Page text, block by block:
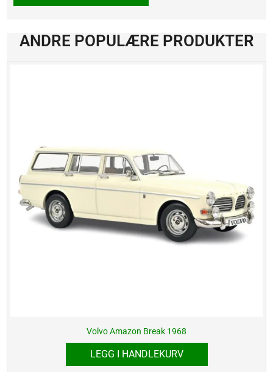
ANDRE POPULÆRE PRODUKTER
Volvo Amazon Break 1968
LEGG I HANDLEKURV